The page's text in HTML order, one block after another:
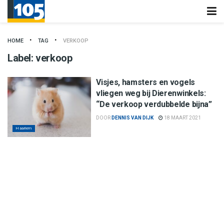
HOME TAG VERKOOP
Label:verkoop
Haarlem
Visjes, hamsters en vogels
vliegen weg bij Dierenwinkels:
“De verkoop verdubbelde bijna”
DOOR DENNIS VAN DIJK 18 MAART 2021